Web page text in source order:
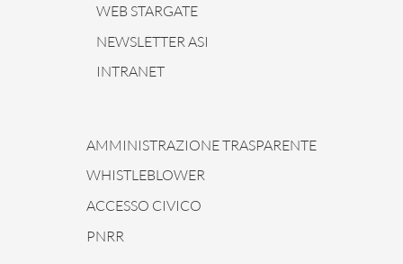
WEB STARGATE
NEWSLETTER ASI
INTRANET
AMMINISTRAZIONE TRASPARENTE
WHISTLEBLOWER
ACCESSO CIVICO
PNRR